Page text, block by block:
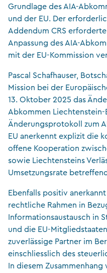
Grundlage des AIA-
und der EU. Der
Addendum CRS
Anpassung des AIA-
mit der EU-Kommission
Pascal Schafhauser,
Mission bei der
13. Oktober 2025 das
Abkommen Liechtenstein-
Änderungsprotokoll zum
EU anerkennt explizit die
offene Kooperation
sowie Liechtensteins
Umsetzungsrate
Ebenfalls positiv
rechtliche Rahmen in
Informationsaustausch in
und die EU-
zuverlässige Partner im
einschliesslich des
In diesem